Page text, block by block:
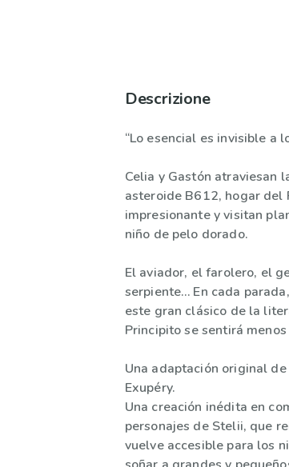
Descrizione
“Lo esencial es invisible a
Celia y Gastón atraviesan
asteroide B612, hogar del
impresionante y visitan
niño de pelo dorado.
El aviador, el farolero, el
serpiente… En cada
este gran clásico de la
Principito se sentirá
Una adaptación original
Exupéry.
Una creación inédita en
personajes de Stelii, que
vuelve accesible para los